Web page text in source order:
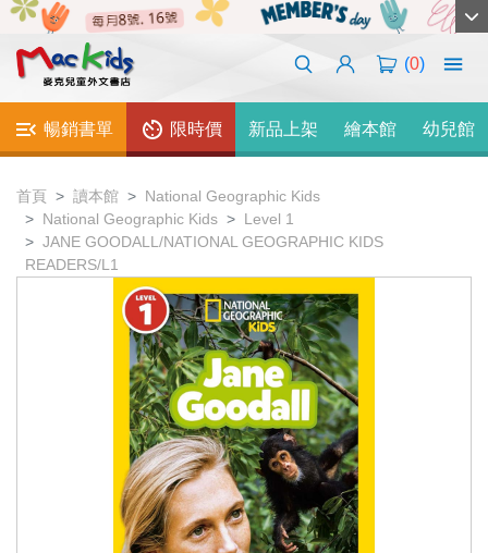
(0)
暢銷書單 限時價 新品上架 繪本館 幼兒館
首頁 讀本館
National Geographic Kids
National Geographic Kids
Level 1
JANE GOODALL/NATIONAL GEOGRAPHIC KIDS
READERS/L1